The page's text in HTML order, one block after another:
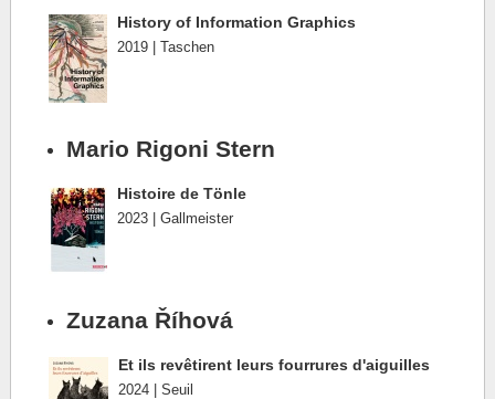
History of Information Graphics
2019 | Taschen
Mario Rigoni Stern
Histoire de Tönle
2023 | Gallmeister
Zuzana Říhová
Et ils revêtirent leurs fourrures d'aiguilles
2024 | Seuil